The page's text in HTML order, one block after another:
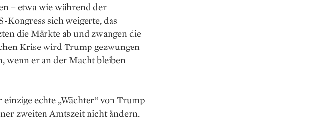
– etwa wie während der
Kongress sich weigerte, das
die Märkte ab und zwangen die
Krise wird Trump gezwungen
wenn er an der Macht bleiben
echte „Wächter“ von Trump
zweiten Amtszeit nicht ändern.